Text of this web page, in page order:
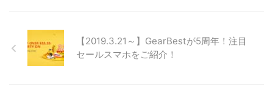
ボクのもとにとてもいいニュース
が届きました。Xiaomi Smart
Band 8の発売です。 中国版は
2023/4に発表されていました
ブレットなど同時に充電が必要な
端末が複数ある方も多くなってき
【2019.3.21～】GearBestが5周年！注目
セールスマホをご紹介！